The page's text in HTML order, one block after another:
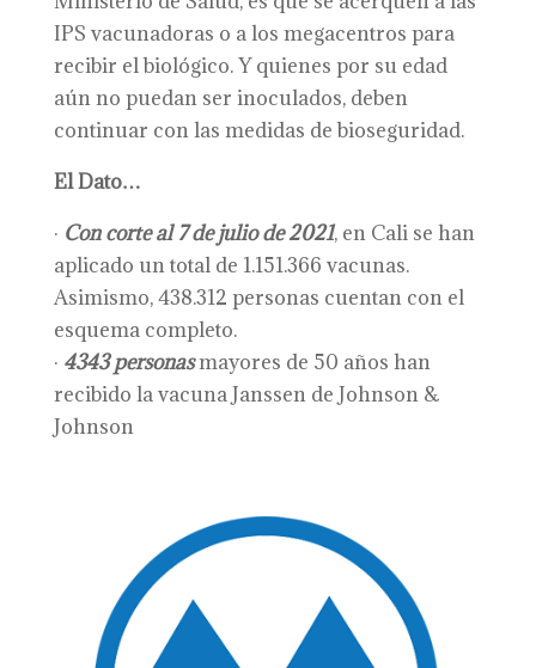
IPS vacunadoras o a los megacentros para
recibir el biológico. Y quienes por su edad
aún no puedan ser inoculados, deben
continuar con las medidas de bioseguridad.
El Dato…
· Con corte al 7 de julio de 2021, en Cali se han
aplicado un total de 1.151.366 vacunas.
Asimismo, 438.312 personas cuentan con el
esquema completo.
· 4343 personasmayores de 50 años han
recibido la vacuna Janssen de Johnson &
Johnson